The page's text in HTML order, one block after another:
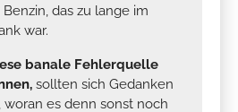
das zu lange im
war.
banale Fehlerquelle
sollten sich Gedanken
es denn sonst noch